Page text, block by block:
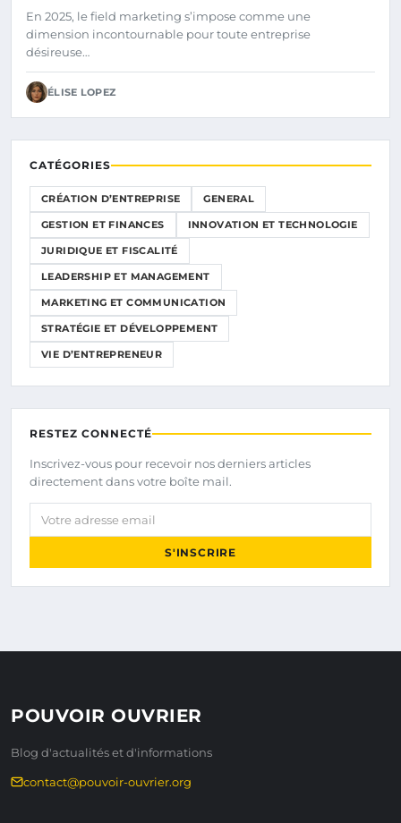
En 2025, le field marketing s’impose comme une
dimension incontournable pour toute entreprise
désireuse…
ÉLISE LOPEZ
CATÉGORIES
CRÉATION D’ENTREPRISE GENERAL
GESTION ET FINANCES INNOVATION ET TECHNOLOGIE
JURIDIQUE ET FISCALITÉ
LEADERSHIP ET MANAGEMENT
MARKETING ET COMMUNICATION
STRATÉGIE ET DÉVELOPPEMENT
VIE D’ENTREPRENEUR
RESTEZ CONNECTÉ
Inscrivez-vous pour recevoir nos derniers articles
directement dans votre boîte mail.
Votre adresse email
S'INSCRIRE
POUVOIR OUVRIER
Blog d'actualités et d'informations
contact@pouvoir-ouvrier.org